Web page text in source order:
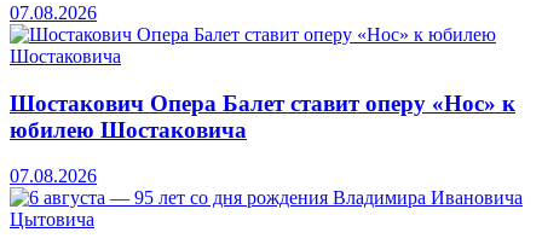
07.08.2026
Шостакович Опера Балет ставит оперу «Нос» к
юбилею Шостаковича
07.08.2026